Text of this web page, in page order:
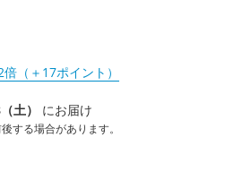
（＋17ポイント）
土） にお届け
する場合があります。